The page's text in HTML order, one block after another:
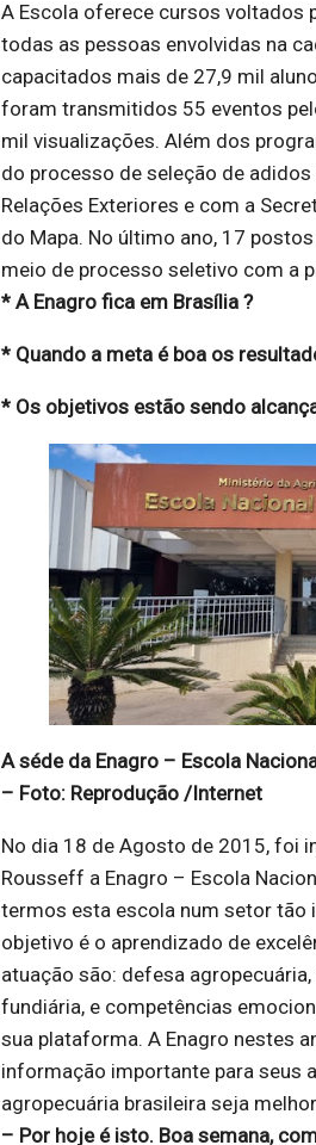
A Escola oferece cursos voltados
todas as pessoas envolvidas na
capacitados mais de 27,9 mil
foram transmitidos 55 eventos
mil visualizações. Além dos
do processo de seleção de
Relações Exteriores e com a
do Mapa. No último ano, 17
meio de processo seletivo com a
* A Enagro fica em Brasília ?
* Quando a meta é boa os
* Os objetivos estão sendo
A séde da Enagro – Escola
– Foto: Reprodução /Internet
No dia 18 de Agosto de 2015, foi
Rousseff a Enagro – Escola
termos esta escola num setor tão
objetivo é o aprendizado de
atuação são: defesa
fundiária, e competências
sua plataforma. A Enagro nestes
informação importante para seus
agropecuária brasileira seja
– Por hoje é isto. Boa semana,